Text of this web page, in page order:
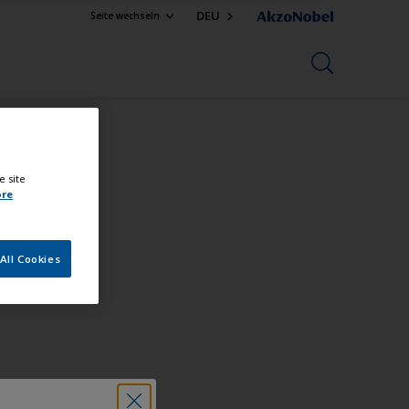
Seite wechseln DEU
site
Cookies